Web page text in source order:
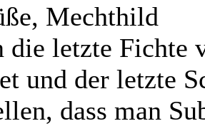
Mechthild
die letzte Fichte
und der letzte
dass man